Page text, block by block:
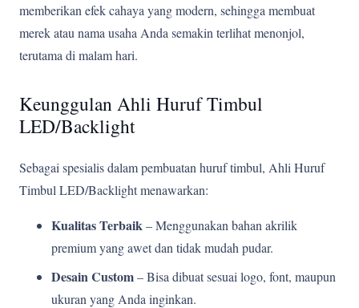
memberikan efek cahaya yang modern, sehingga membuat
merek atau nama usaha Anda semakin terlihat menonjol,
terutama di malam hari.
Keunggulan Ahli Huruf Timbul
LED/Backlight
Sebagai spesialis dalam pembuatan huruf timbul, Ahli Huruf
Timbul LED/Backlight menawarkan:
Kualitas Terbaik– Menggunakan bahan akrilik
premium yang awet dan tidak mudah pudar.
Desain Custom– Bisa dibuat sesuai logo, font, maupun
ukuran yang Anda inginkan.